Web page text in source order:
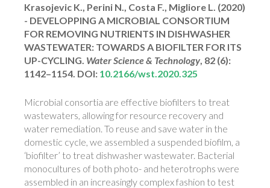
Krasojevic K., Perini N., Costa F., Migliore L. (2020)
- DEVELOPPING A MICROBIAL CONSORTIUM
FOR REMOVING NUTRIENTS IN DISHWASHER
WASTEWATER: TOWARDS A BIOFILTER FOR ITS
UP-CYCLING. Water Science & Technology, 82 (6):
1142–1154. DOI: 10.2166/wst.2020.325
Microbial consortia are effective biofilters to treat
wastewaters, allowing for resource recovery and
water remediation. To reuse and save water in the
domestic cycle, we assembled a suspended biofilm, a
‘biofilter’ to treat dishwasher wastewater. Bacterial
monocultures of both photo- and heterotrophs were
assembled in an increasingly complex fashion to test